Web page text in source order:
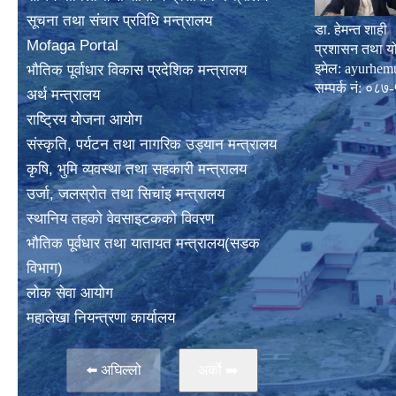
सूचना तथा संचार प्रविधि मन्त्रालय
Mofaga Portal
भाैतिक पूर्वाधार विकास प्रदेशिक मन्त्रालय
अर्थ मन्त्रालय
राष्ट्रिय योजना आयोग
संस्कृति, पर्यटन तथा नागरिक उड्यान मन्त्रालय
कृषि, भुमि व्यवस्था तथा सहकारी मन्त्रालय
उर्जा, जलस्राेत तथा सिचांइ मन्त्रालय
स्थानिय तहकाे वेवसाइटककाे विवरण
भाैतिक पूर्वधार तथा यातायत मन्त्रालय(सडक
विभाग)
लाेक सेवा आयोग
महालेखा नियन्त्रणा कार्यालय
⬅️ अघिल्लो
डा. हेमन्त शाही
प्रशासन तथा
इमेल:
सम्पर्क नं: